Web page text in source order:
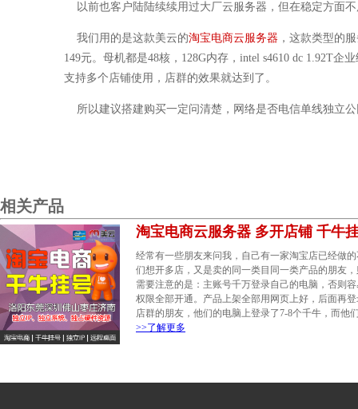
以前也客户陆陆续续用过大厂云服务器，但在稳定方面
我们用的是这款美云的淘宝电商云服务器 ，这款类型的
149元。母机都是48核，128G内存，intel s4610 dc 1.92T
支持多个店铺使用，店群的效果就达到了。
所以建议搭建购买一定问清楚，网络是否电信单线独立公
相关产品
淘宝电商云服务器 多开店铺 千牛
经常有一些朋友来问我，自己有一家淘宝店已经做
们想开多店，又是卖的同一类目同一类产品的朋友
需要注意的是：主账号千万登录自己的电脑，否则
权限全部开通。产品上架全部用网页上好，后面再
店群的朋友，他们的电脑上登录了7-8个千牛，而他
>>了解更多